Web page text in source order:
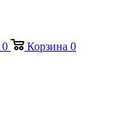
0 Корзина 0